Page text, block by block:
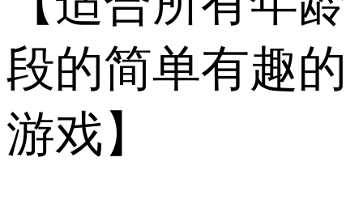
段的简单有趣的
游戏】